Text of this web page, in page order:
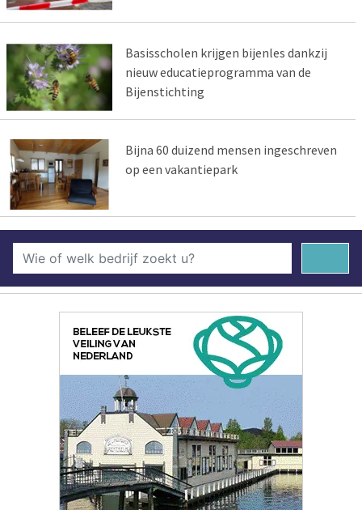
Basisscholen krijgen bijenles dankzij
nieuw educatieprogramma van de
Bijenstichting
Bijna 60 duizend mensen ingeschreven
op een vakantiepark